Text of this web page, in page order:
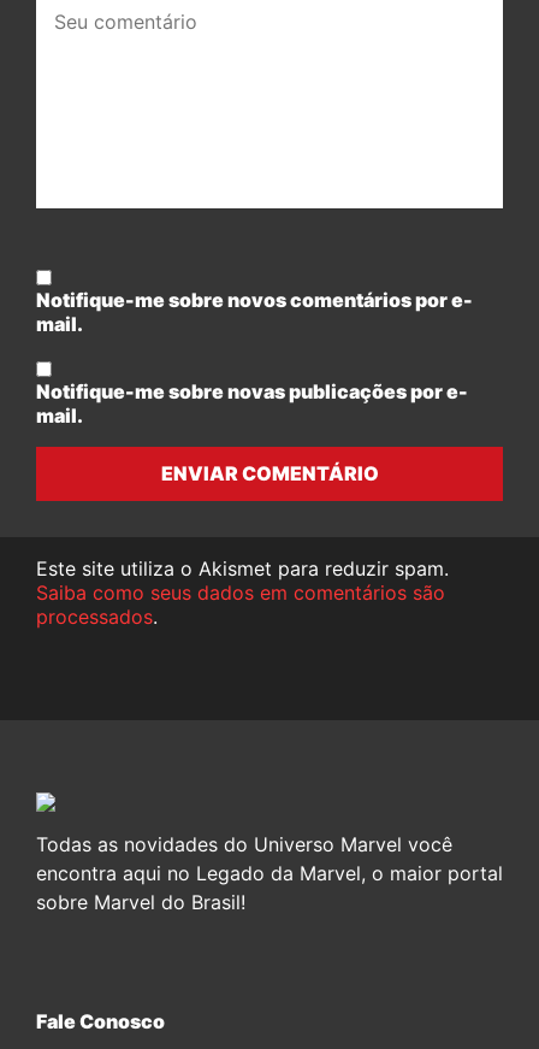
comentário:
Notifique-me sobre novos comentários por e-
mail.
Notifique-me sobre novas publicações por e-
mail.
ENVIAR COMENTÁRIO
Este site utiliza o Akismet para reduzir spam.
Saiba como seus dados em comentários são
processados.
Todas as novidades do Universo Marvel você
encontra aqui no Legado da Marvel, o maior portal
sobre Marvel do Brasil!
Fale Conosco